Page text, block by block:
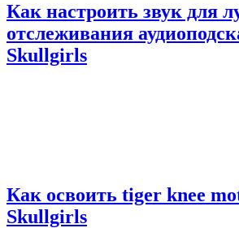
Как настроить звук для
отслеживания
Skullgirls
Как освоить tiger knee
Skullgirls